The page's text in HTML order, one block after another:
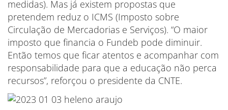
medidas). Mas já existem propostas que
pretendem reduz o ICMS (Imposto sobre
Circulação de Mercadorias e Serviços). “O maior
imposto que financia o Fundeb pode diminuir.
Então temos que ficar atentos e acompanhar com
responsabilidade para que a educação não perca
recursos”, reforçou o presidente da CNTE.